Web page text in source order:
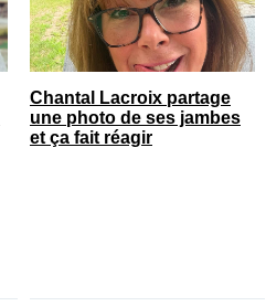
Chantal Lacroix partage
une photo de ses jambes
et ça fait réagir